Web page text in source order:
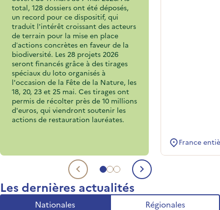
Aller au sujet 1
Aller au sujet 2
Aller au sujet 3
total, 128 dossiers ont été déposés,
un record pour ce dispositif, qui
traduit l'intérêt croissant des acteurs
de terrain pour la mise en place
d’actions concrètes en faveur de la
biodiversité. Les 28 projets 2026
seront financés grâce à des tirages
spéciaux du loto organisés à
l'occasion de la Fête de la Nature, les
18, 20, 23 et 25 mai. Ces tirages ont
permis de récolter près de 10 millions
d'euros, qui viendront soutenir les
actions de restauration lauréates.
France
Sujet précédentSujet suivant
Les dernières actualités
Nationales Régionales